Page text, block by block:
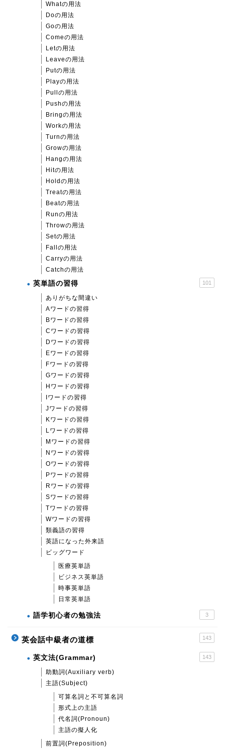
Whatの用法
Doの用法
Goの用法
Comeの用法
Letの用法
Leaveの用法
Putの用法
Playの用法
Pullの用法
Pushの用法
Bringの用法
Workの用法
Turnの用法
Growの用法
Hangの用法
Hitの用法
Holdの用法
Treatの用法
Beatの用法
Runの用法
Throwの用法
Setの用法
Fallの用法
Carryの用法
Catchの用法
英単語の習得 101
ありがちな間違い
Aワードの習得
Bワードの習得
Cワードの習得
Dワードの習得
Eワードの習得
Fワードの習得
Gワードの習得
Hワードの習得
Iワードの習得
Jワードの習得
Kワードの習得
Lワードの習得
Mワードの習得
Nワードの習得
Oワードの習得
Pワードの習得
Rワードの習得
Sワードの習得
Tワードの習得
Wワードの習得
類義語の習得
英語になった外来語
ビッグワード
医療英単語
ビジネス英単語
時事英単語
日常英単語
語学初心者の勉強法 3
英会話中級者の道標 143
英文法(Grammar) 143
助動詞(Auxiliary verb)
主語(Subject)
可算名詞と不可算名詞
形式上の主語
代名詞(Pronoun)
主語の擬人化
前置詞(Preposition)